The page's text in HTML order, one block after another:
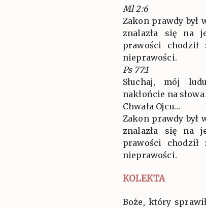
Ml 2:6
Zakon prawdy był
znalazła się na
prawości
nieprawości.
Ps 77:1
Słuchaj, mój
nakłońcie na
Chwała Ojcu…
Zakon prawdy był
znalazła się na
prawości
nieprawości.
KOLEKTA
Boże, który